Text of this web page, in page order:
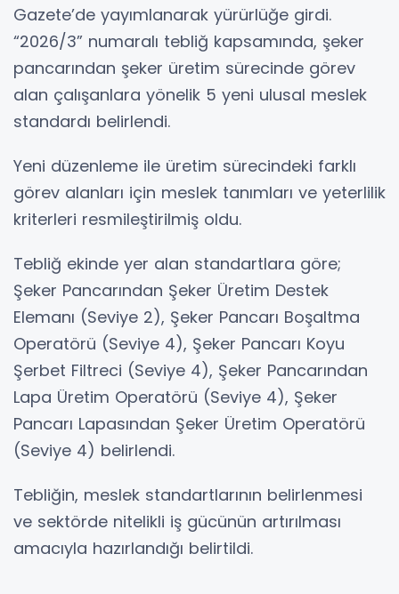
Gazete’de yayımlanarak yürürlüğe girdi.
“2026/3” numaralı tebliğ kapsamında, şeker
pancarından şeker üretim sürecinde görev
alan çalışanlara yönelik 5 yeni ulusal meslek
standardı belirlendi.
Yeni düzenleme ile üretim sürecindeki farklı
görev alanları için meslek tanımları ve yeterlilik
kriterleri resmileştirilmiş oldu.
Tebliğ ekinde yer alan standartlara göre;
Şeker Pancarından Şeker Üretim Destek
Elemanı (Seviye 2), Şeker Pancarı Boşaltma
Operatörü (Seviye 4), Şeker Pancarı Koyu
Şerbet Filtreci (Seviye 4), Şeker Pancarından
Lapa Üretim Operatörü (Seviye 4), Şeker
Pancarı Lapasından Şeker Üretim Operatörü
(Seviye 4) belirlendi.
Tebliğin, meslek standartlarının belirlenmesi
ve sektörde nitelikli iş gücünün artırılması
amacıyla hazırlandığı belirtildi.